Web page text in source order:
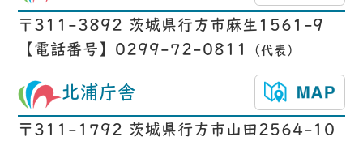
〒311-3892 茨城県行方市麻生1561-9
【電話番号】0299-72-0811
（代表）
北浦庁舎
〒311-1792 茨城県行方市山田2564-10